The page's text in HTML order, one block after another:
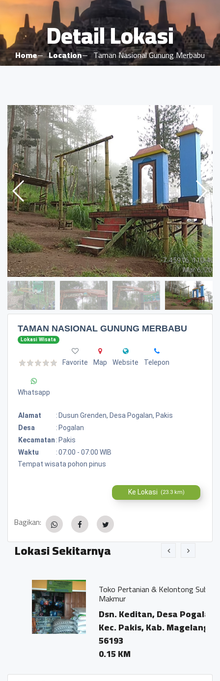
Detail Lokasi
Home Location Taman Nasional Gunung Merbabu
TAMAN NASIONAL GUNUNG MERBABU
Lokasi Wisata
Favorite Map Website Telepon
Whatsapp
Alamat : Dusun Grenden, Desa Pogalan, Pakis
Desa
: Pogalan
Kecamatan : Pakis
Waktu
:07:00 - 07:00 WIB
Tempat wisata pohon pinus
Ke Lokasi (23.3 km)
Bagikan:
Lokasi Sekitarnya
Toko Pertanian & Kelontong Subur
Makmur
Dsn. Keditan, Desa Pogalan,
Kec. Pakis, Kab. Magelang,
56193
0.15 KM